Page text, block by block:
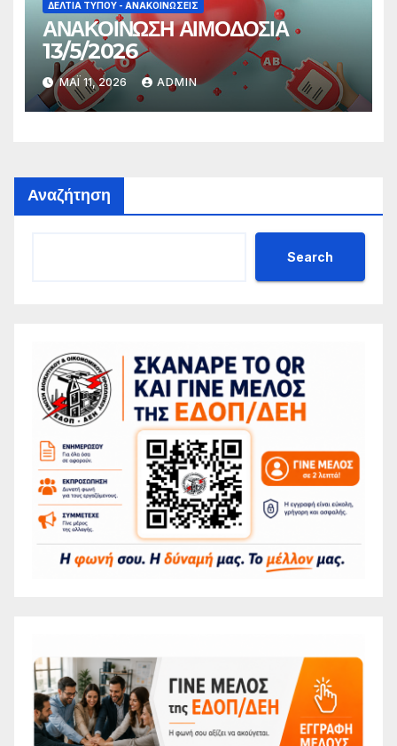
ΔΕΛΤΊΑ ΤΎΠΟΥ - ΑΝΑΚΟΙΝΏΣΕΙΣ
ΑΝΑΚΟΙΝΩΣΗ ΑΙΜΟΔΟΣΙΑ
13/5/2026
ΜΆΙ 11, 2026 ADMIN
Αναζήτηση
Search